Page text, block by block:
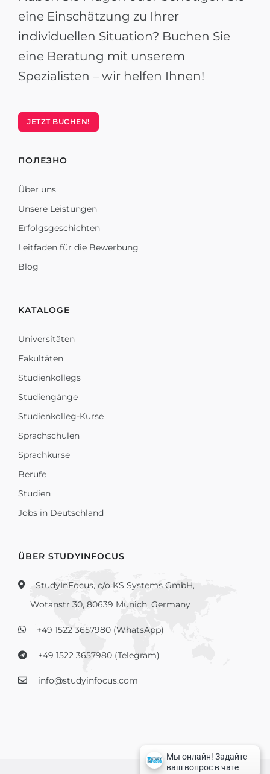
eine Einschätzung zu Ihrer
individuellen Situation? Buchen Sie
eine Beratung mit unserem
Spezialisten – wir helfen Ihnen!
JETZT BUCHEN!
ПОЛЕЗНО
Über uns
Unsere Leistungen
Erfolgsgeschichten
Leitfaden für die Bewerbung
Blog
KATALOGE
Universitäten
Fakultäten
Studienkollegs
Studiengänge
Studienkolleg-Kurse
Sprachschulen
Sprachkurse
Berufe
Studien
Jobs in Deutschland
ÜBER STUDYINFOCUS
StudyInFocus, c/o KS Systems GmbH,
Wotanstr 30, 80639 Munich, Germany
+49 1522 3657980 (WhatsApp)
+49 1522 3657980 (Telegram)
info@studyinfocus.com